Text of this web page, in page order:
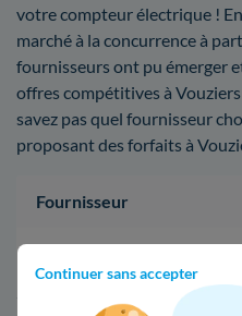
Continuer sans accepter
votre compteur électrique !
marché à la concurrence à
fournisseurs ont pu émerger
offres compétitives à
savez pas quel fournisseur
proposant des forfaits à
Fournisseur